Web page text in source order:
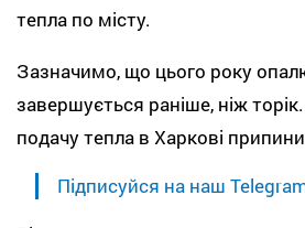
тепла по місту.
Зазначимо, що цього року
завершується раніше, ніж
подачу тепла в Харкові
Підписуйся на наш